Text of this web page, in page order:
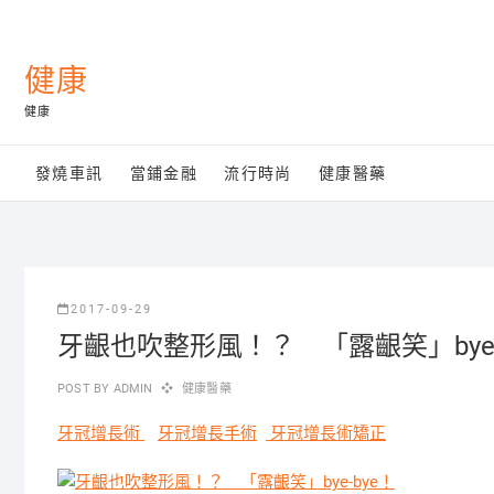
content健康
健康
發燒車訊 當鋪金融 流行時尚 健康醫藥
2017-09-29
牙齦也吹整形風！？ 「露齦笑」
POST BY ADMIN 健康醫藥
牙冠增長術 牙冠增長手術 牙冠增長術矯正